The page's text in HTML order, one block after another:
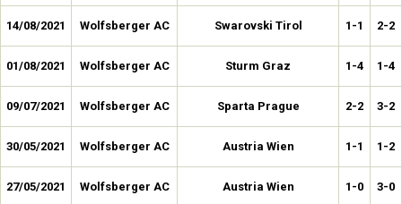
14/08/2021 Wolfsberger AC Swarovski Tirol 1-1 2-2
01/08/2021 Wolfsberger AC Sturm Graz 1-4 1-4
09/07/2021 Wolfsberger AC Sparta Prague 2-2 3-2
30/05/2021 Wolfsberger AC Austria Wien 1-1 1-2
27/05/2021 Wolfsberger AC Austria Wien 1-0 3-0